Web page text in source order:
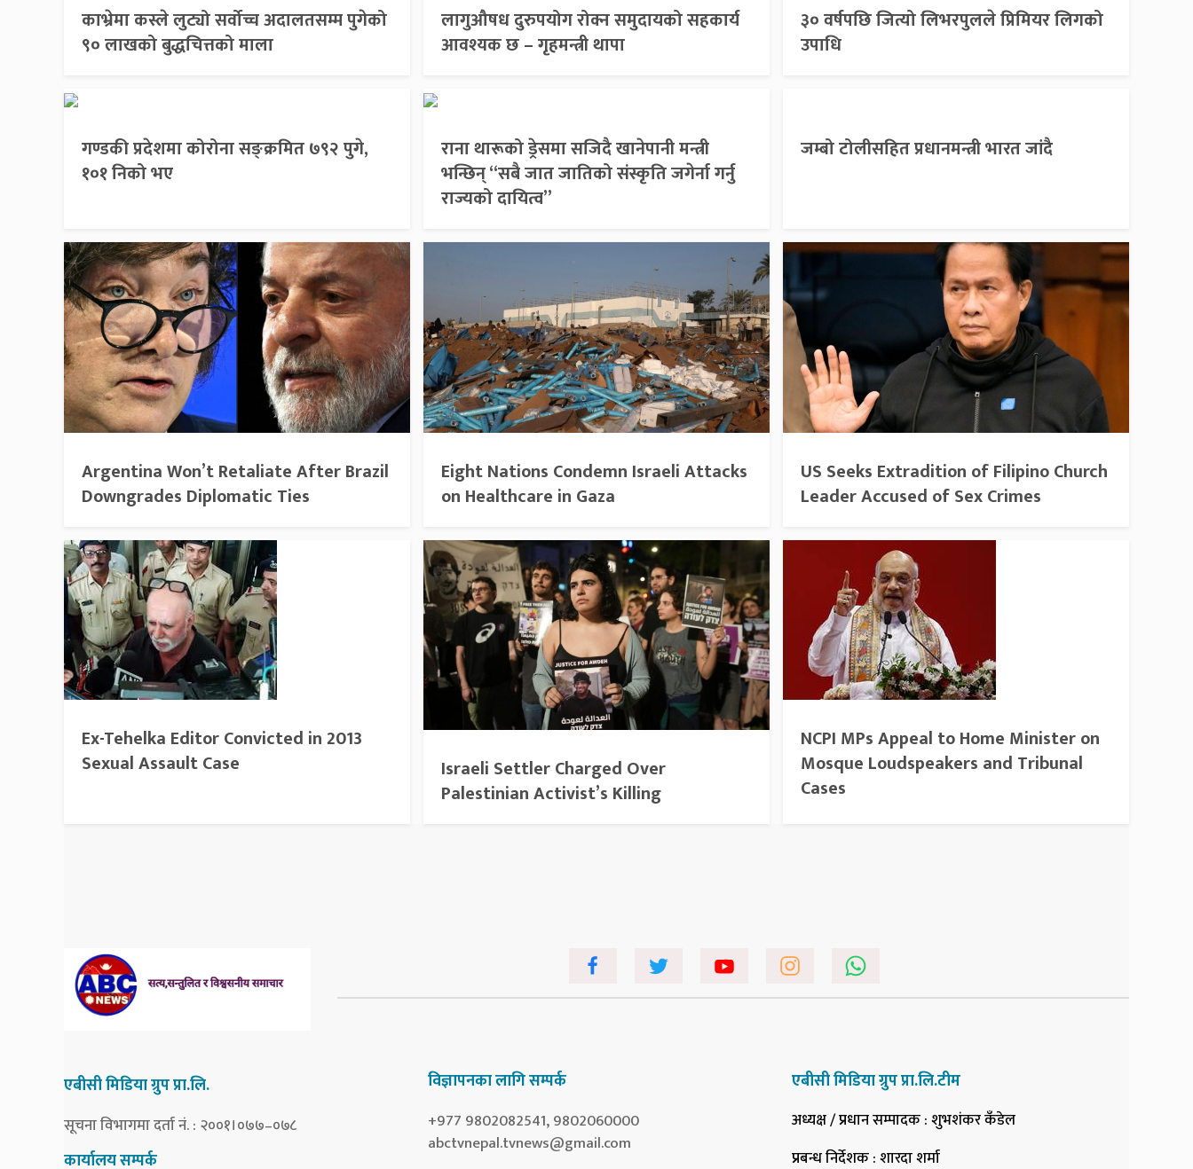
काभ्रेमा कस्ले लुट्यो सर्वोच्च अदालतसम्म पुगेको
९० लाखको बुद्धचित्तको माला
लागुऔषध दुरुपयोग रोक्न समुदायको सहकार्य
आवश्यक छ – गृहमन्त्री थापा
३० वर्षपछि जित्यो लिभरपुलले प्रिमियर लिगको
उपाधि
गण्डकी प्रदेशमा कोरोना सङ्क्रमित ७९२ पुगे,
१०१ निको भए
राना थारूको ड्रेसमा सजिदै खानेपानी मन्त्री
भन्छिन् “सबै जात जातिको संस्कृति जगेर्ना गर्नु
राज्यको दायित्व”
जम्बो टोलीसहित प्रधानमन्त्री भारत जांदै
Argentina Won’t Retaliate After Brazil
Downgrades Diplomatic Ties
Eight Nations Condemn Israeli Attacks
on Healthcare in Gaza
US Seeks Extradition of Filipino Church
Leader Accused of Sex Crimes
Ex-Tehelka Editor Convicted in 2013
Sexual Assault Case
Israeli Settler Charged Over
Palestinian Activist’s Killing
NCPI MPs Appeal to Home Minister on
Mosque Loudspeakers and Tribunal
Cases
एबीसी मिडिया ग्रुप प्रा.लि.
सूचना विभागमा दर्ता नं. : २००१।०७७–०७८
कार्यालय सम्पर्क
विज्ञापनका लागि सम्पर्क
+977 9802082541, 9802060000
abctvnepal.tvnews@gmail.com
एबीसी मिडिया ग्रुप प्रा.लि.टीम
अध्यक्ष / प्रधान सम्पादक: शुभशंकर कँडेल
प्रबन्ध निर्देशक: शारदा शर्मा